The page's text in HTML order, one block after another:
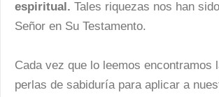
espiritual. Tales riquezas nos han
Señor en Su Testamento.
Cada vez que lo leemos encontramos
perlas de sabiduría para aplicar a